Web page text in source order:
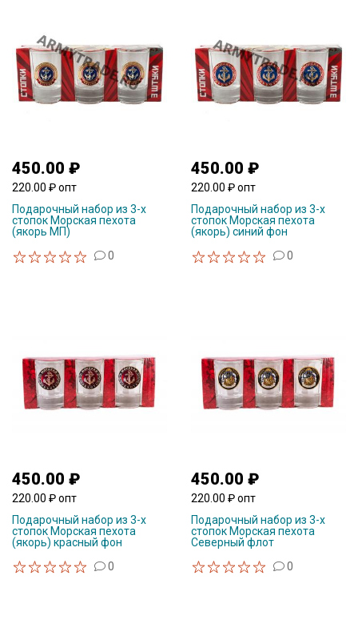
450.00 ₽
220.00 ₽ опт
Подарочный набор из 3-х
стопок Морская пехота
(якорь МП)
0
450.00 ₽
220.00 ₽ опт
Подарочный набор из 3-х
стопок Морская пехота
(якорь) синий фон
0
450.00 ₽
220.00 ₽ опт
Подарочный набор из 3-х
стопок Морская пехота
(якорь) красный фон
0
450.00 ₽
220.00 ₽ опт
Подарочный набор из 3-х
стопок Морская пехота
Северный флот
0